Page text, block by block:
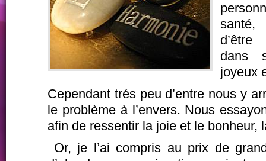
dans
joyeux
Cependant trés peu d’entre nous y
le problème à l’envers. Nous
afin de ressentir la joie et le bonheur,
Or, je l’ai compris au prix de